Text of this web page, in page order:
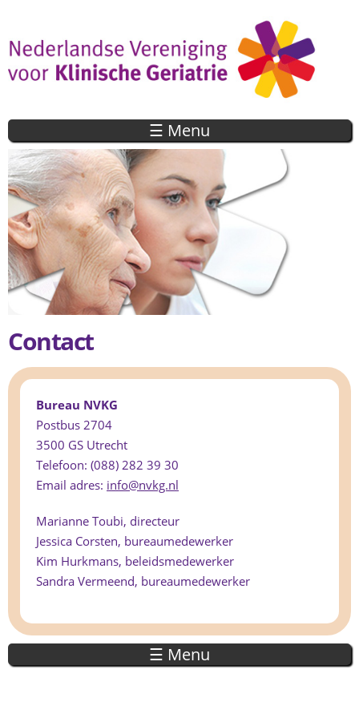
de inhoud
gaan
☰ Menu
Contact
Bureau NVKG
Postbus 2704
3500 GS Utrecht
Telefoon: (088) 282 39 30
Email adres: info@nvkg.nl
Marianne Toubi, directeur
Jessica Corsten, bureaumedewerker
Kim Hurkmans, beleidsmedewerker
Sandra Vermeend, bureaumedewerker
☰ Menu